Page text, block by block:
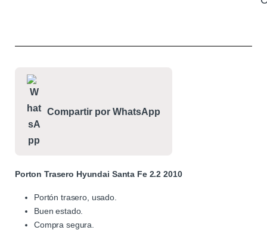
Compartir por WhatsApp
Porton Trasero Hyundai Santa Fe 2.2 2010
Portón trasero, usado.
Buen estado.
Compra segura.